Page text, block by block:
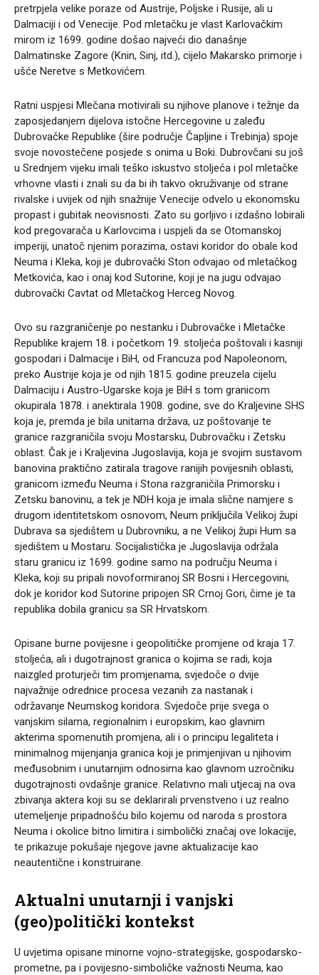
pretrpjela velike poraze od Austrije, Poljske i Rusije, ali u
Dalmaciji i od Venecije. Pod mletačku je vlast Karlovačkim
mirom iz 1699. godine došao najveći dio današnje
Dalmatinske Zagore (Knin, Sinj, itd.), cijelo Makarsko primorje i
ušće Neretve s Metkovićem.
Ratni uspjesi Mlečana motivirali su njihove planove i težnje da
zaposjedanjem dijelova istočne Hercegovine u zaleđu
Dubrovačke Republike (šire područje Čapljine i Trebinja) spoje
svoje novostečene posjede s onima u Boki. Dubrovčani su još
u Srednjem vijeku imali teško iskustvo stoljeća i pol mletačke
vrhovne vlasti i znali su da bi ih takvo okruživanje od strane
rivalske i uvijek od njih snažnije Venecije odvelo u ekonomsku
propast i gubitak neovisnosti. Zato su gorljivo i izdašno lobirali
kod pregovarača u Karlovcima i uspjeli da se Otomanskoj
imperiji, unatoč njenim porazima, ostavi koridor do obale kod
Neuma i Kleka, koji je dubrovački Ston odvajao od mletačkog
Metkovića, kao i onaj kod Sutorine, koji je na jugu odvajao
dubrovački Cavtat od Mletačkog Herceg Novog.
Ovo su razgraničenje po nestanku i Dubrovačke i Mletačke
Republike krajem 18. i početkom 19. stoljeća poštovali i kasniji
gospodari i Dalmacije i BiH, od Francuza pod Napoleonom,
preko Austrije koja je od njih 1815. godine preuzela cijelu
Dalmaciju i Austro-Ugarske koja je BiH s tom granicom
okupirala 1878. i anektirala 1908. godine, sve do Kraljevine SHS
koja je, premda je bila unitarna država, uz poštovanje te
granice razgraničila svoju Mostarsku, Dubrovačku i Zetsku
oblast. Čak je i Kraljevina Jugoslavija, koja je svojim sustavom
banovina praktično zatirala tragove ranijih povijesnih oblasti,
granicom između Neuma i Stona razgraničila Primorsku i
Zetsku banovinu, a tek je NDH koja je imala slične namjere s
drugom identitetskom osnovom, Neum priključila Velikoj župi
Dubrava sa sjedištem u Dubrovniku, a ne Velikoj župi Hum sa
sjedištem u Mostaru. Socijalistička je Jugoslavija održala
staru granicu iz 1699. godine samo na području Neuma i
Kleka, koji su pripali novoformiranoj SR Bosni i Hercegovini,
dok je koridor kod Sutorine pripojen SR Crnoj Gori, čime je ta
republika dobila granicu sa SR Hrvatskom.
Opisane burne povijesne i geopolitičke promjene od kraja 17.
stoljeća, ali i dugotrajnost granica o kojima se radi, koja
naizgled proturječi tim promjenama, svjedoče o dvije
najvažnije odrednice procesa vezanih za nastanak i
održavanje Neumskog koridora. Svjedoče prije svega o
vanjskim silama, regionalnim i europskim, kao glavnim
akterima spomenutih promjena, ali i o principu legaliteta i
minimalnog mijenjanja granica koji je primjenjivan u njihovim
međusobnim i unutarnjim odnosima kao glavnom uzročniku
dugotrajnosti ovdašnje granice. Relativno mali utjecaj na ova
zbivanja aktera koji su se deklarirali prvenstveno i uz realno
utemeljenje pripadnošću bilo kojemu od naroda s prostora
Neuma i okolice bitno limitira i simbolički značaj ove lokacije,
te prikazuje pokušaje njegove javne aktualizacije kao
neautentične i konstruirane.
Aktualni unutarnji i vanjski
(geo)politički kontekst
U uvjetima opisane minorne vojno-strategijske, gospodarsko-
prometne, pa i povijesno-simboličke važnosti Neuma, kao